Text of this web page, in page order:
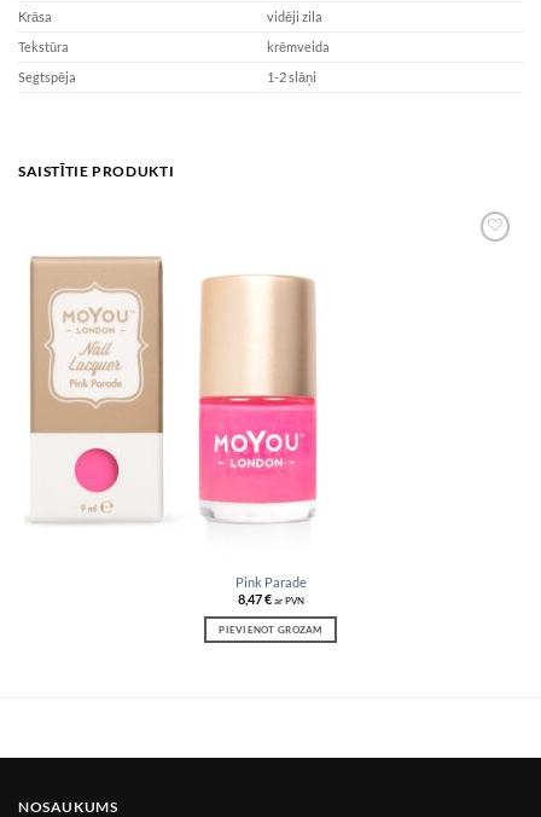
Krāsa
vidēji zila
Tekstūra
krēmveida
Segtspēja
1-2 slāņi
SAISTĪTIE PRODUKTI
Pink Parade
8,47€ ar PVN
PIEVIENOT GROZAM
NOSAUKUMS